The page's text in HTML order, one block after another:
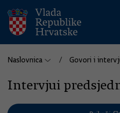
Naslovnica Govori i
Intervjui